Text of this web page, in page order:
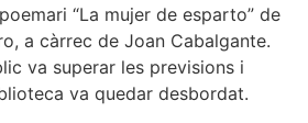
“La mujer de esparto” de
a càrrec de Joan Cabalgante.
va superar les previsions i
va quedar desbordat.